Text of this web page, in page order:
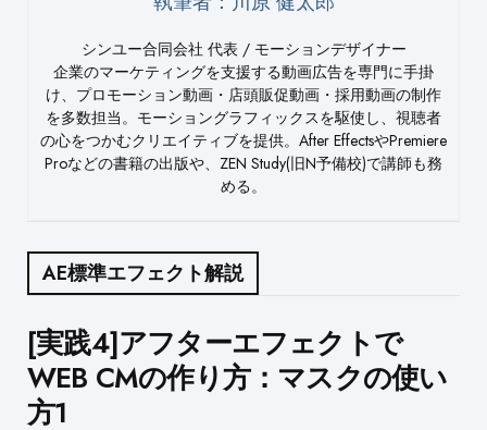
シンユー合同会社 代表 / モーションデザイナー
企業のマーケティングを支援する動画広告を専門に手掛
け、プロモーション動画・店頭販促動画・採用動画の制作
を多数担当。モーショングラフィックスを駆使し、視聴者
の心をつかむクリエイティブを提供。After EffectsやPremiere
Proなどの書籍の出版や、ZEN Study(旧N予備校)で講師も務
める。
AE標準エフェクト解説
Post
navigation
[実践4]アフターエフェクトで
WEB CMの作り方：マスクの使い
方1